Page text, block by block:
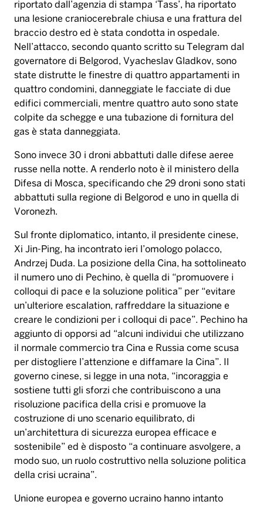
riportato dall’agenzia di stampa ‘Tass’, ha riportato
una lesione craniocerebrale chiusa e una frattura del
braccio destro ed è stata condotta in ospedale.
Nell’attacco, secondo quanto scritto su Telegram dal
governatore di Belgorod, Vyacheslav Gladkov, sono
state distrutte le finestre di quattro appartamenti in
quattro condomini, danneggiate le facciate di due
edifici commerciali, mentre quattro auto sono state
colpite da schegge e una tubazione di fornitura del
gas è stata danneggiata.
Sono invece 30 i droni abbattuti dalle difese aeree
russe nella notte. A renderlo noto è il ministero della
Difesa di Mosca, specificando che 29 droni sono stati
abbattuti sulla regione di Belgorod e uno in quella di
Voronezh.
Sul fronte diplomatico, intanto, il presidente cinese,
Xi Jin-Ping, ha incontrato ieri l’omologo polacco,
Andrzej Duda. La posizione della Cina, ha sottolineato
il numero uno di Pechino, è quella di “promuovere i
colloqui di pace e la soluzione politica” per “evitare
un’ulteriore escalation, raffreddare la situazione e
creare le condizioni per i colloqui di pace”. Pechino ha
aggiunto di opporsi ad “alcuni individui che utilizzano
il normale commercio tra Cina e Russia come scusa
per distogliere l’attenzione e diffamare la Cina”. Il
governo cinese, si legge in una nota, “incoraggia e
sostiene tutti gli sforzi che contribuiscono a una
risoluzione pacifica della crisi e promuove la
costruzione di uno scenario equilibrato, di
un’architettura di sicurezza europea efficace e
sostenibile” ed è disposto “a continuare asvolgere, a
modo suo, un ruolo costruttivo nella soluzione politica
della crisi ucraina”.
Unione europea e governo ucraino hanno intanto